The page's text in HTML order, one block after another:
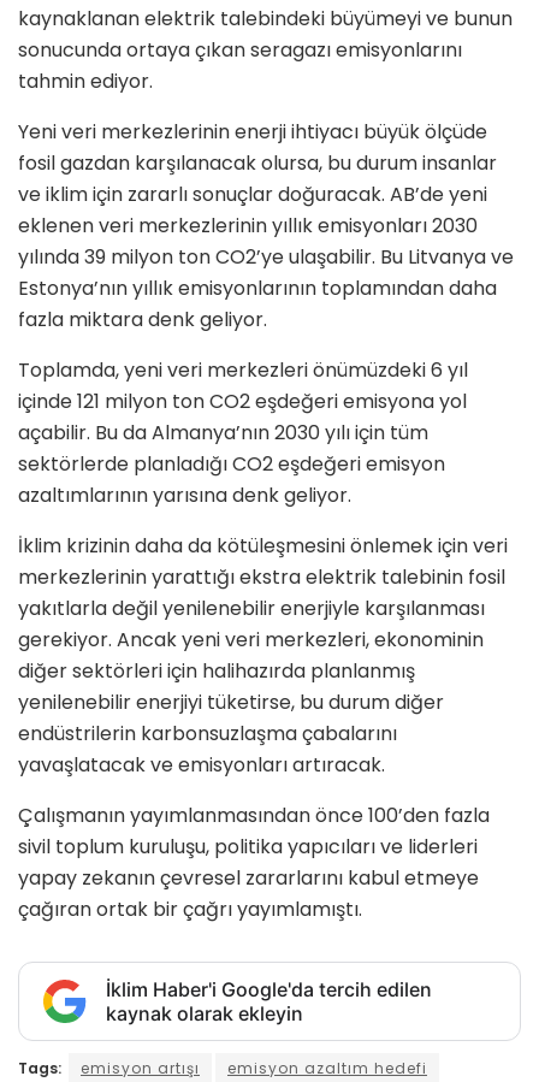
kaynaklanan elektrik talebindeki büyümeyi ve bunun
sonucunda ortaya çıkan seragazı emisyonlarını
tahmin ediyor.
Yeni veri merkezlerinin enerji ihtiyacı büyük ölçüde
fosil gazdan karşılanacak olursa, bu durum insanlar
ve iklim için zararlı sonuçlar doğuracak. AB’de yeni
eklenen veri merkezlerinin yıllık emisyonları 2030
yılında 39 milyon ton CO2’ye ulaşabilir. Bu Litvanya ve
Estonya’nın yıllık emisyonlarının toplamından daha
fazla miktara denk geliyor.
Toplamda, yeni veri merkezleri önümüzdeki 6 yıl
içinde 121 milyon ton CO2 eşdeğeri emisyona yol
açabilir. Bu da Almanya’nın 2030 yılı için tüm
sektörlerde planladığı CO2 eşdeğeri emisyon
azaltımlarının yarısına denk geliyor.
İklim krizinin daha da kötüleşmesini önlemek için veri
merkezlerinin yarattığı ekstra elektrik talebinin fosil
yakıtlarla değil yenilenebilir enerjiyle karşılanması
gerekiyor. Ancak yeni veri merkezleri, ekonominin
diğer sektörleri için halihazırda planlanmış
yenilenebilir enerjiyi tüketirse, bu durum diğer
endüstrilerin karbonsuzlaşma çabalarını
yavaşlatacak ve emisyonları artıracak.
Çalışmanın yayımlanmasından önce 100’den fazla
sivil toplum kuruluşu, politika yapıcıları ve liderleri
yapay zekanın çevresel zararlarını kabul etmeye
çağıran ortak bir çağrı yayımlamıştı.
İklim Haber'i Google'da tercih edilen
kaynak olarak ekleyin
Tags: emisyon artışı
emisyon azaltım hedefi